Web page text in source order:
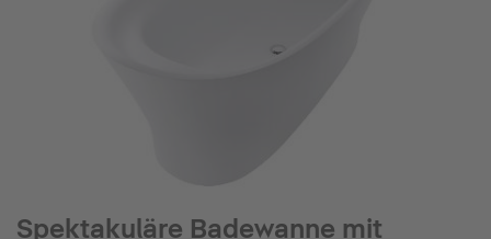
Spektakuläre Badewanne mit